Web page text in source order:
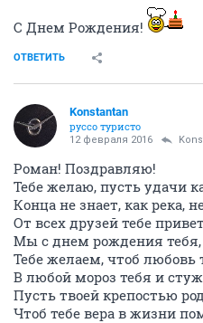
С Днем Рождения!
ОТВЕТИТЬ
Konstantan
руссо туристо
12 февраля 2016
Роман! Поздравляю!
Тебе желаю, пусть удачи
Конца не знает, как река,
От всех друзей тебе
Мы с днем рождения тебя,
Тебе желаем, чтоб любовь
В любой мороз тебя и
Пусть твоей крепостью
Чтоб тебе вера в жизни